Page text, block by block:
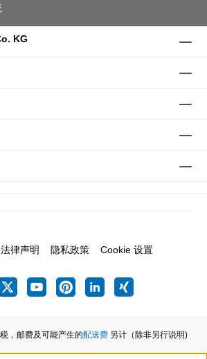
KG
法律声明 隐私政策 Cookie 设置
，邮费及可能产生的配送费另计（除非另行说明)